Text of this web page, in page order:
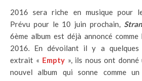
2016 sera riche en musique pour
Prévu pour le 10 juin prochain,
6ème album est déjà annoncé comme
2016. En dévoilant il y a quelques
extrait « Empty », ils nous ont
nouvel album qui sonne comme